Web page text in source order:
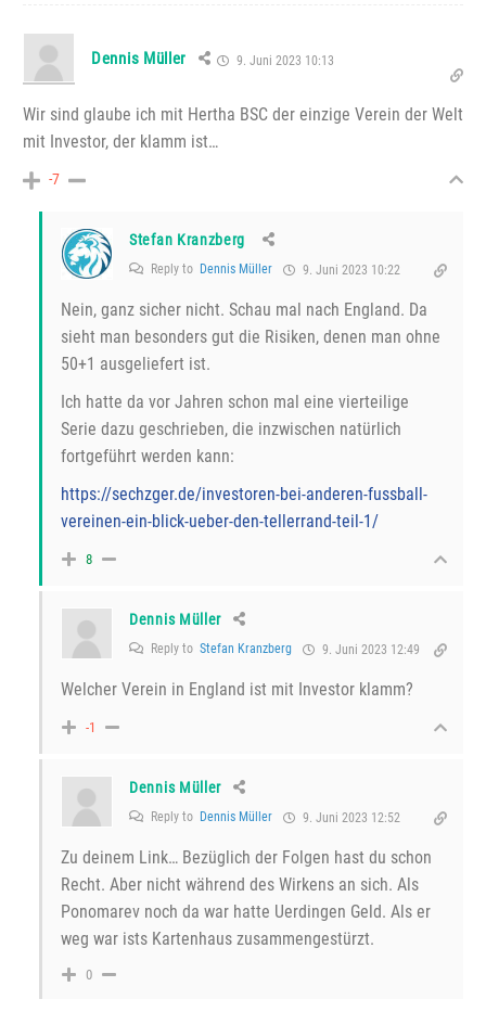
Dennis Müller 9. Juni 2023 10:13
Wir sind glaube ich mit Hertha BSC der einzige Verein der Welt
mit Investor, der klamm ist…
-7
Stefan Kranzberg
Reply to Dennis Müller 9. Juni 2023 10:22
Nein, ganz sicher nicht. Schau mal nach England. Da
sieht man besonders gut die Risiken, denen man ohne
50+1 ausgeliefert ist.
Ich hatte da vor Jahren schon mal eine vierteilige
Serie dazu geschrieben, die inzwischen natürlich
fortgeführt werden kann:
https://sechzger.de/investoren-bei-anderen-fussball-
vereinen-ein-blick-ueber-den-tellerrand-teil-1/
8
Dennis Müller
Reply to Stefan Kranzberg 9. Juni 2023 12:49
Welcher Verein in England ist mit Investor klamm?
-1
Dennis Müller
Reply to Dennis Müller 9. Juni 2023 12:52
Zu deinem Link… Bezüglich der Folgen hast du schon
Recht. Aber nicht während des Wirkens an sich. Als
Ponomarev noch da war hatte Uerdingen Geld. Als er
weg war ists Kartenhaus zusammengestürzt.
0